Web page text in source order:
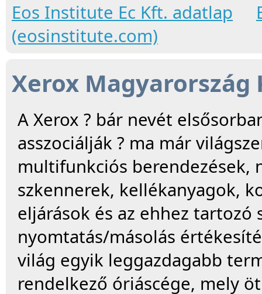
Eos Institute Ec Kft. adatlap
(eosinstitute.com)
Xerox Magyarország
A Xerox ? bár nevét
asszociálják ? ma már
multifunkciós berendezések,
szkennerek, kellékanyagok,
eljárások és az ehhez
nyomtatás/másolás
világ egyik leggazdagabb
rendelkező óriáscége, mely